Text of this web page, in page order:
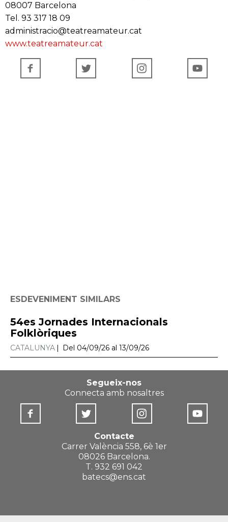
08007 Barcelona
Tel. 93 317 18 09
administracio@teatreamateur.cat
www.teatreamateur.cat
ESDEVENIMENT SIMILARS
54es Jornades Internacionals
Folklòriques
CATALUNYA Del 04/09/26 al 13/09/26
Segueix-nos
Connecta amb nosaltres
Contacte
Carrer València 558, 6è 1er
08026 Barcelona.
T. 932 691 042
batecs@ens.cat